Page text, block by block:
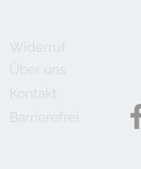
Widerruf
Über uns
Kontakt
Barrierefrei